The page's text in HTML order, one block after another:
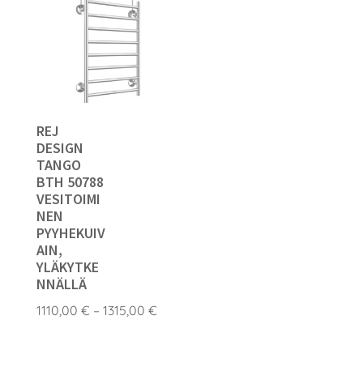
REJ
DESIGN
TANGO
BTH 50788
VESITOIMI
NEN
PYYHEKUIV
AIN,
YLÄKYTKE
NNÄLLÄ
1110,00 € – 1315,00 €Hintaluokka: